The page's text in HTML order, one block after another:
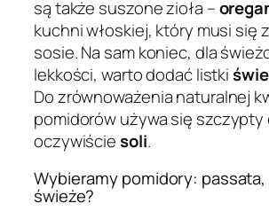
są także suszone zioła –
kuchni włoskiej, który musi się
sosie. Na sam koniec, dla
lekkości, warto dodać listki
Do zrównoważenia naturalnej
pomidorów używa się szczypty
oczywiściesoli.
Wybieramy pomidory:
świeże?